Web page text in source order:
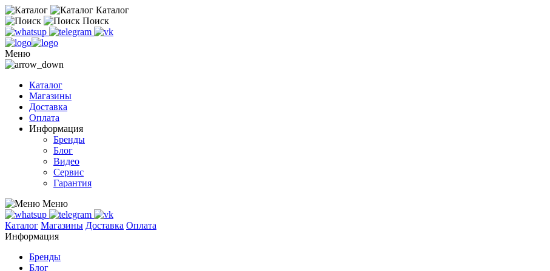
Каталог
Поиск
Меню
Каталог
Магазины
Доставка
Оплата
Информация
Бренды
Блог
Видео
Сервис
Гарантия
Меню
Каталог Магазины Доставка Оплата
Информация
Бренды
Блог